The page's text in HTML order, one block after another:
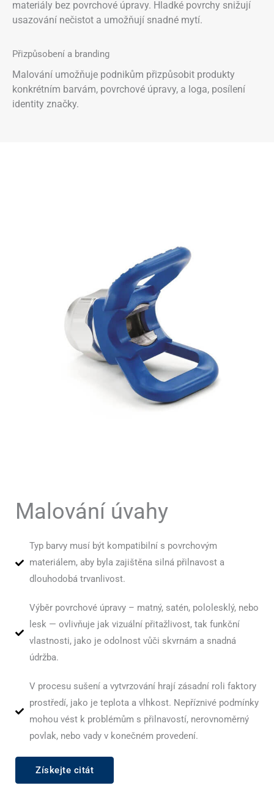
materiály bez povrchové úpravy. Hladké povrchy snižují
usazování nečistot a umožňují snadné mytí.
Přizpůsobení a branding
Malování umožňuje podnikům přizpůsobit produkty
konkrétním barvám, povrchové úpravy, a loga, posílení
identity značky.
Malování úvahy
Typ barvy musí být kompatibilní s povrchovým
materiálem, aby byla zajištěna silná přilnavost a
dlouhodobá trvanlivost.
Výběr povrchové úpravy – matný, satén, pololesklý, nebo
lesk — ovlivňuje jak vizuální přitažlivost, tak funkční
vlastnosti, jako je odolnost vůči skvrnám a snadná
údržba.
V procesu sušení a vytvrzování hrají zásadní roli faktory
prostředí, jako je teplota a vlhkost. Nepříznivé podmínky
mohou vést k problémům s přilnavostí, nerovnoměrný
povlak, nebo vady v konečném provedení.
Získejte citát